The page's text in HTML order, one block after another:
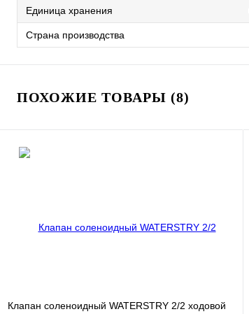
Единица хранения
Страна производства
ПОХОЖИЕ ТОВАРЫ (8)
Клапан соленоидный WATERSTRY 2/2 ходовой